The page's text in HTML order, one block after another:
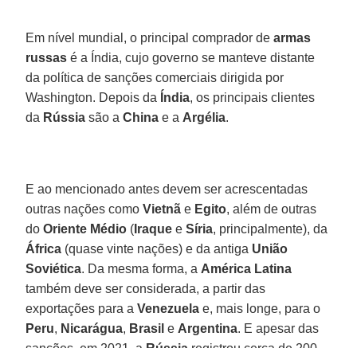
Em nível mundial, o principal comprador dearmas
russas é a Índia, cujo governo se manteve distante
da política de sanções comerciais dirigida por
Washington. Depois da Índia, os principais clientes
da Rússia são aChina e a Argélia.
E ao mencionado antes devem ser acrescentadas
outras nações comoVietnã e Egito, além de outras
doOriente Médio ( Iraque eSíria, principalmente), da
África (quase vinte nações) e da antiga União
Soviética. Da mesma forma, a América Latina
também deve ser considerada, a partir das
exportações para aVenezuela e, mais longe, para o
Peru, Nicarágua, Brasil e Argentina. E apesar das